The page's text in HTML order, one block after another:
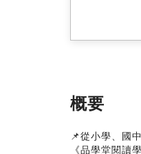
概要
📌從小學、國
《品學堂閱讀